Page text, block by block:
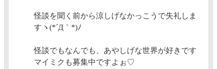
怪談を聞く前から涼しげなかっこうで失礼しま
すヽ(*´Д｀*)ﾉ
怪談でもなんでも、あやしげな世界が好きです
マイミクも募集中ですよぉ♡